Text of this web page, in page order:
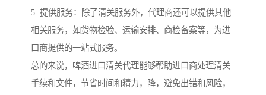
5. 提供服务：除了清关服务外，代理商还可以提供其他
相关服务，如货物检验、运输安排、商检备案等，为进
口商提供的一站式服务。
总的来说，啤酒进口清关代理能够帮助进口商处理清关
手续和文件，节省时间和精力，降，避免出错和风险，